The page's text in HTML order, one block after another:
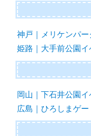
神戸｜メリケンパー
姫路｜大手前公園イ
岡山｜下石井公園イ
広島｜ひろしまゲ